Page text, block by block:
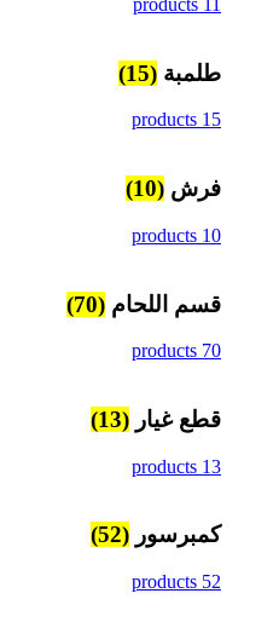
11 products
طلمبة (15)
15 products
فرش (10)
10 products
قسم اللحام (70)
70 products
قطع غيار (13)
13 products
كمبرسور (52)
52 products